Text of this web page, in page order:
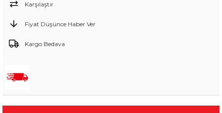
Karşılaştır
Fiyat Düşünce Haber Ver
Kargo Bedava